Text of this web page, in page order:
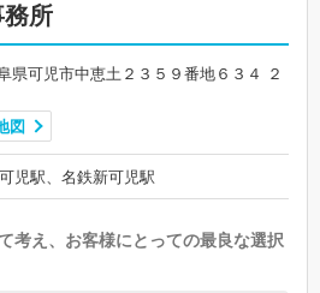
所
県可児市中恵土２３５９番地６３４ ２
図
児駅、名鉄新可児駅
考え、お客様にとっての最良な選択